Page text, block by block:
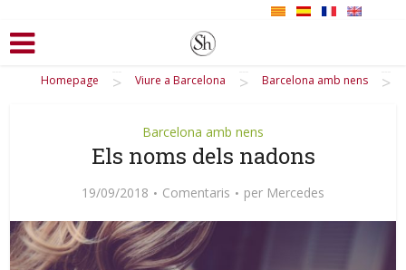
Homepage > Viure a Barcelona > Barcelona amb nens >
Barcelona amb nens
Els noms dels nadons
19/09/2018 Comentaris per Mercedes